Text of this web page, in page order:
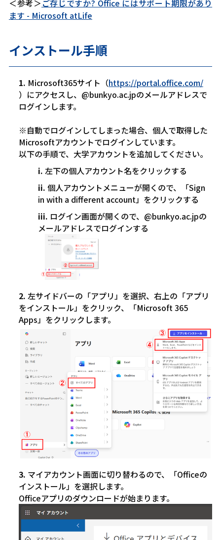
＜参考＞ ご存じですか? Office にはサポート期限があり
ます - Microsoft atLife
インストール手順
Microsoft365サイト（https://portal.office.com/
）にアクセスし、 @bunkyo.ac.jpのメールアドレスで
ログインします。
※自動でログインしてしまった場合、個人で取得した
Microsoftアカウントでログインしています。
以下の手順で、大学アカウントを追加してください。
左下の個人アカウント名をクリックする
個人アカウントメニューが開くので、「Sign
in with a different account」をクリックする
ログイン画面が開くので、 @bunkyo.ac.jpの
メールアドレスでログインする
左サイドバーの「アプリ」を選択、右上の「アプリ
をインストール」をクリック、「Microsoft 365
Apps」をクリックします。
マイアカウント画面に切り替わるので、「Officeの
インストール」を選択します。
Officeアプリのダウンロードが始まります。